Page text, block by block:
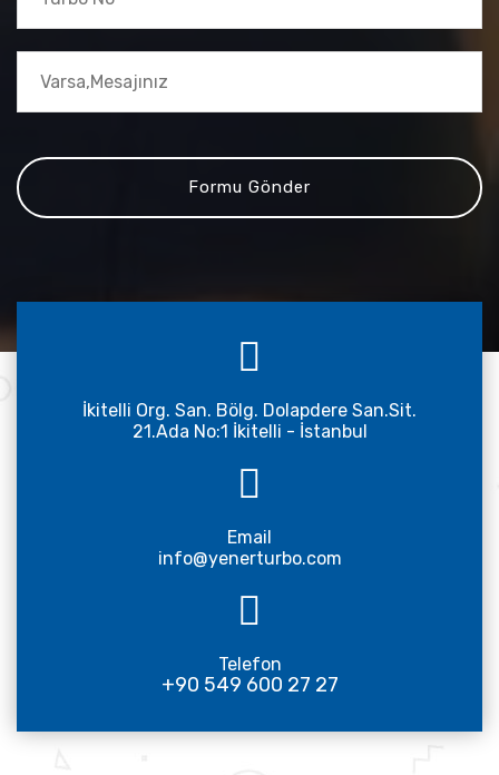
İkitelli Org. San. Bölg. Dolapdere San.Sit.
21.Ada No:1 İkitelli - İstanbul
Email
info@yenerturbo.com
Telefon
+90 549 600 27 27